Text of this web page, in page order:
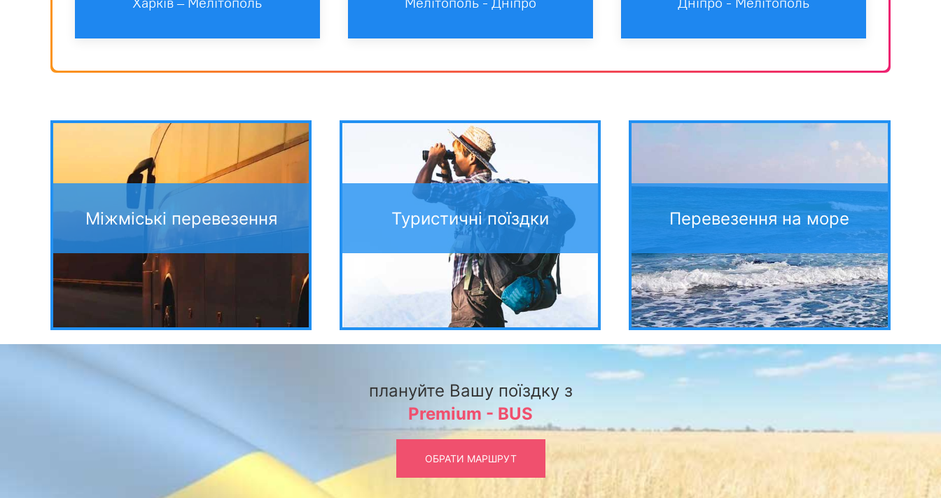
Міжміські перевезення Туристичні поїздки Перевезення на море
плануйте Вашу поїздку з
Premium - BUS
ОБРАТИ МАРШРУТ